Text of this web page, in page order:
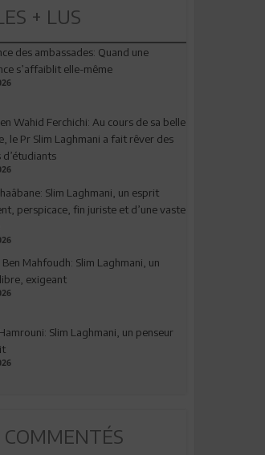
+ LUS
des ambassades: Quand une
s’affaiblit elle-même
Wahid Ferchichi: Au cours de sa belle
le Pr Slim Laghmani a fait rêver des
d’étudiants
Slim Laghmani, un esprit
perspicace, fin juriste et d’une vaste
Ben Mahfoudh: Slim Laghmani, un
exigeant
Slim Laghmani, un penseur
COMMENTÉS